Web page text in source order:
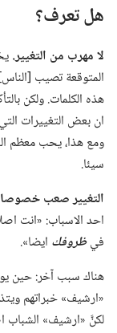
هل تعرف؟‏
لا مهرب من التغيير.‏
المتوقعة تصيب
هذه الكلمات.‏ ولكن
ان بعض التغييرات
ومع هذا،‏ يحب معظم
سيئا.‏
التغيير صعب خصوصا
احد الاسباب:‏ «انت
فيظروفك ايضا».‏
هناك سبب آخر:‏ حين
«ارشيف» خبراتهم
لكنَّ «ارشيف» الشباب